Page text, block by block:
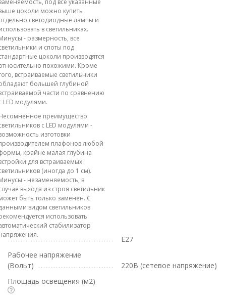
под все указанные
цоколи можно купить
светодиодные лампы и
в светильниках.
- размерность, все
и споты под
цоколи производятся
похожими. Кроме
встраиваемые светильники
большей глубиной
части по сравнению
LED модулями.
преимущество
с LED модулями -
изготовки
плафонов любой
крайне малая глубина
для встраиваемых
(иногда до 1 см).
- незаменяемость, в
выхода из строя светильник
быть только заменен. С
видом светильников
использовать
стабилизатор
E27
Рабочее напряжение
(Вольт)
220В (сетевое напряжение)
Площадь освещения (м2)